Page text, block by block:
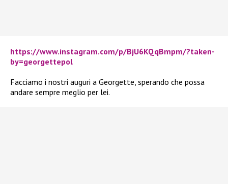
https://www.instagram.com/p/BjU6KQqBmpm/?taken-
by=georgettepol
Facciamo i nostri auguri a Georgette, sperando che possa
andare sempre meglio per lei.